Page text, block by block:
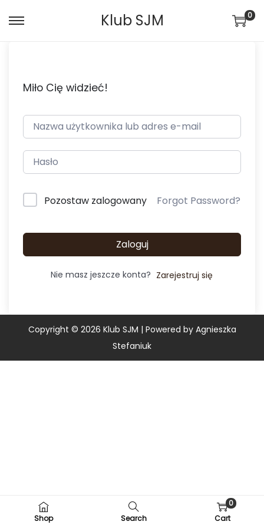
Klub SJM 0
Miło Cię widzieć!
Pozostaw zalogowany Forgot Password?
Zaloguj
Nie masz jeszcze konta? Zarejestruj się
Shop Search
0
Cart
Copyright © 2026 Klub SJM | Powered by Agnieszka
Stefaniuk